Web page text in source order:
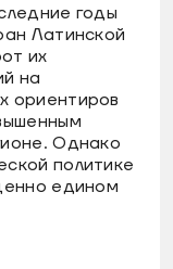
годы
Латинской
их
на
ориентиров
Однако
политике
едином